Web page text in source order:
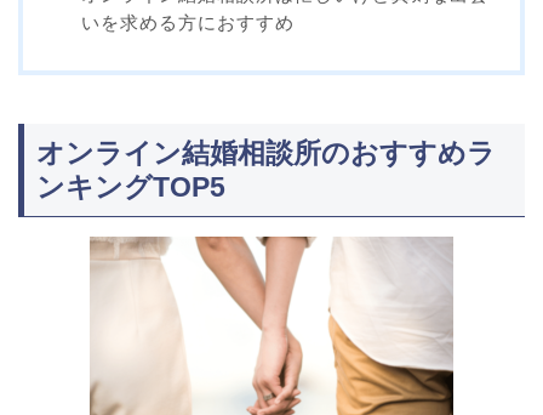
いを求める方におすすめ
オンライン結婚相談所のおすすめラ
ンキングTOP5